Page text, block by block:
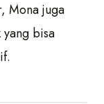
Mona juga
yang bisa